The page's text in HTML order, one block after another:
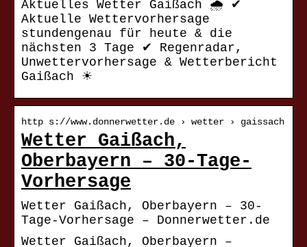
Aktuelles Wetter Gaißach 🌧️ ✔
Aktuelle Wettervorhersage
stundengenau für heute & die
nächsten 3 Tage ✔ Regenradar,
Unwettervorhersage & Wetterbericht
Gaißach ☀
http s://www.donnerwetter.de › wetter › gaissach
Wetter Gaißach,
Oberbayern – 30-Tage-
Vorhersage
Wetter Gaißach, Oberbayern – 30-
Tage-Vorhersage – Donnerwetter.de
Wetter Gaißach, Oberbayern –